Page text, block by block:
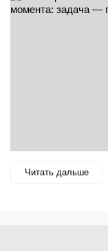
Читать дальше